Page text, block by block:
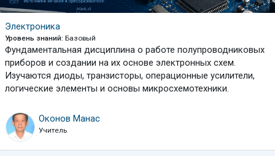
Электроника
Уровень знаний: Базовый
Фундаментальная дисциплина о работе полупроводниковых
приборов и создании на их основе электронных схем.
Изучаются диоды, транзисторы, операционные усилители,
логические элементы и основы микросхемотехники.
Оконов Манас
Учитель